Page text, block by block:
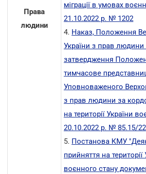
Права
людини
міграції в умовах
21.10.2022 р. № 1202
4. Наказ, Положення
України з прав
затвердження
тимчасове
Уповноваженого
з прав людини за
на території України
20.10.2022 р. № 85.15/22
5. Постанова КМУ
прийняття на території
воєнного стану